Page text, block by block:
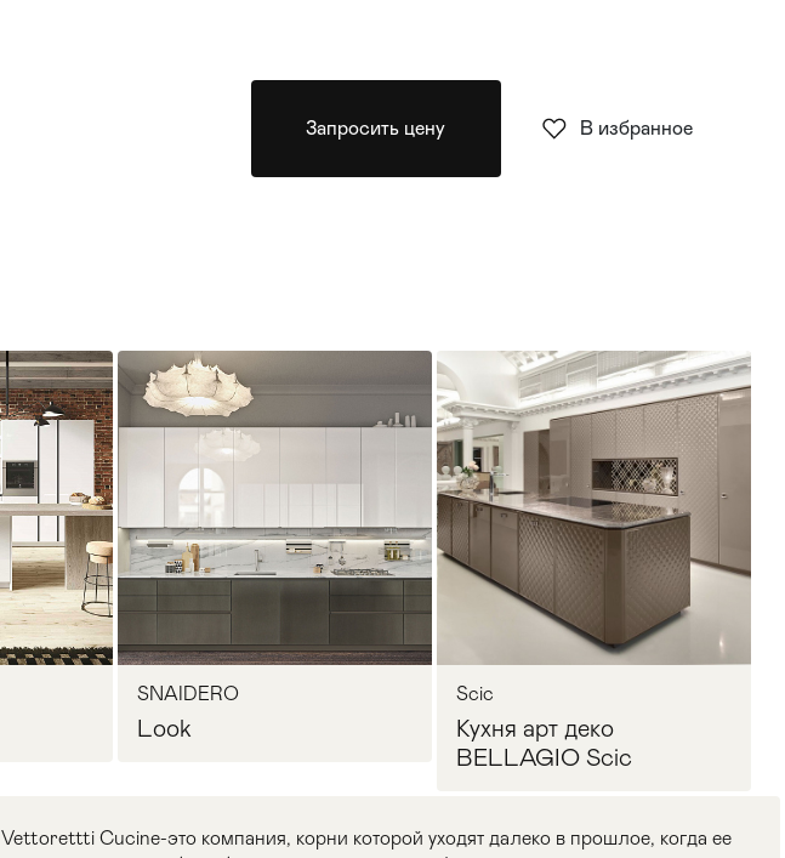
Запросить цену В избранное
SNAIDERO
Look
Scic
Кухня арт деко
BELLAGIO Scic
Vettorettti Cucine-это компания, корни которой уходят далеко в прошлое, когда ее